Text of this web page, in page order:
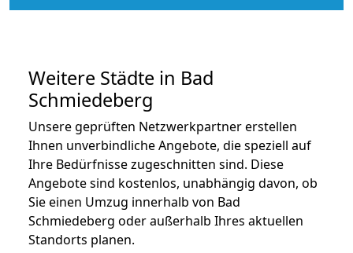
Weitere Städte in Bad
Schmiedeberg
Unsere geprüften Netzwerkpartner erstellen
Ihnen unverbindliche Angebote, die speziell auf
Ihre Bedürfnisse zugeschnitten sind. Diese
Angebote sind kostenlos, unabhängig davon, ob
Sie einen Umzug innerhalb von Bad
Schmiedeberg oder außerhalb Ihres aktuellen
Standorts planen.